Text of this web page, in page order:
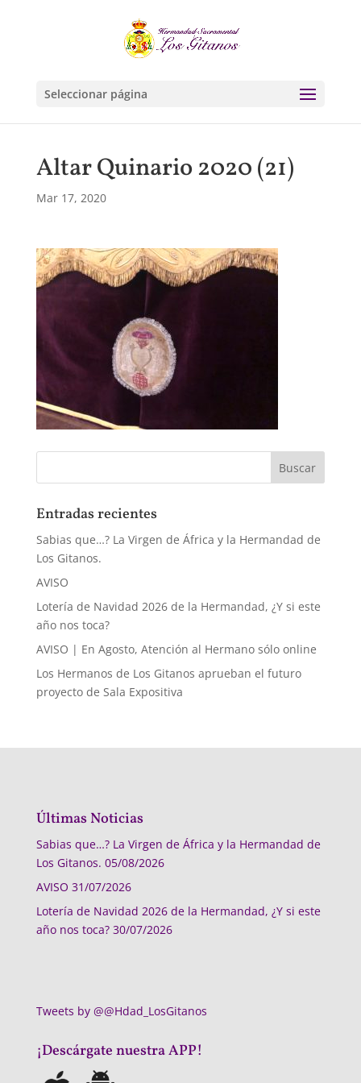
Seleccionar página
Altar Quinario 2020 (21)
Mar 17, 2020
Entradas recientes
Sabias que…? La Virgen de África y la Hermandad de
Los Gitanos.
AVISO
Lotería de Navidad 2026 de la Hermandad, ¿Y si este
año nos toca?
AVISO | En Agosto, Atención al Hermano sólo online
Los Hermanos de Los Gitanos aprueban el futuro
proyecto de Sala Expositiva
Últimas Noticias
Sabias que…? La Virgen de África y la Hermandad de
Los Gitanos. 05/08/2026
AVISO 31/07/2026
Lotería de Navidad 2026 de la Hermandad, ¿Y si este
año nos toca? 30/07/2026
Tweets by @@Hdad_LosGitanos
¡Descárgate nuestra APP!